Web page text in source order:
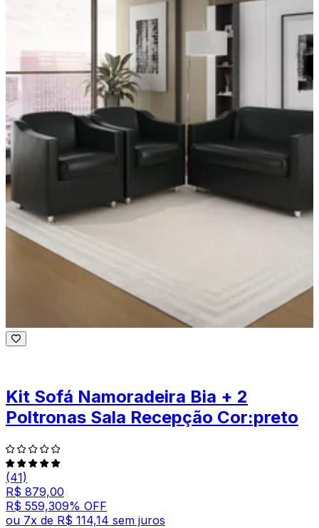
Kit Sofá Namoradeira Bia + 2
Poltronas Sala Recepção Cor:preto
(41)
R$ 879,00
R$ 559,309% OFF
ou 7x de R$ 114,14 sem juros